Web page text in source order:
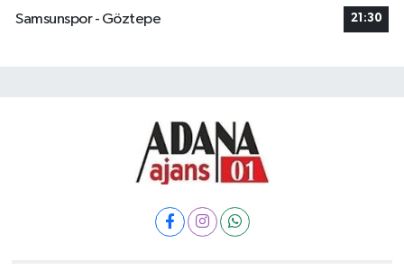
Samsunspor - Göztepe
21:30